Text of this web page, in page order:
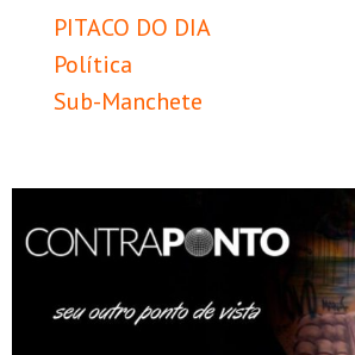
PITACO DO DIA
Política
Sub-Manchete